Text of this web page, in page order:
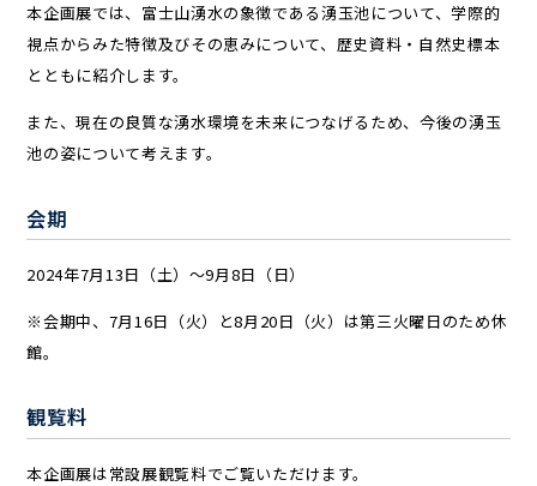
本企画展では、富士山湧水の象徴である湧玉池について、学際的
視点からみた特徴及びその恵みについて、歴史資料・自然史標本
とともに紹介します。
また、現在の良質な湧水環境を未来につなげるため、今後の湧玉
池の姿について考えます。
会期
2024年7月13日（土）～9月8日（日）
※会期中、7月16日（火）と8月20日（火）は第三火曜日のため休
館。
観覧料
本企画展は常設展観覧料でご覧いただけます。